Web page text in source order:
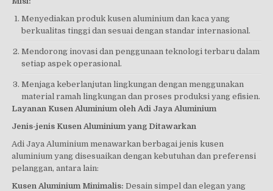
Menyediakan produk kusen aluminium dan kaca yang
berkualitas tinggi dan sesuai dengan standar internasional.
Mendorong inovasi dan penggunaan teknologi terbaru dalam
setiap aspek operasional.
Menjaga keberlanjutan lingkungan dengan menggunakan
material ramah lingkungan dan proses produksi yang efisien.
Layanan Kusen Aluminium oleh Adi Jaya Aluminium
Jenis-jenis Kusen Aluminium yang Ditawarkan
Adi Jaya Aluminium menawarkan berbagai jenis kusen
aluminium yang disesuaikan dengan kebutuhan dan preferensi
pelanggan, antara lain:
Kusen Aluminium Minimalis: Desain simpel dan elegan yang